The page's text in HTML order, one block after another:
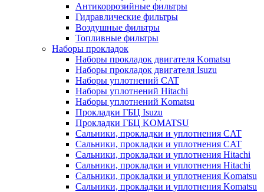
Антикоррозийные фильтры
Гидравлические фильтры
Воздушные фильтры
Топливные фильтры
Наборы прокладок
Наборы прокладок двигателя Komatsu
Наборы прокладок двигателя Isuzu
Наборы уплотнений CAT
Наборы уплотнений Hitachi
Наборы уплотнений Komatsu
Прокладки ГБЦ Isuzu
Прокладки ГБЦ KOMATSU
Сальники, прокладки и уплотнения CAT
Сальники, прокладки и уплотнения CAT
Сальники, прокладки и уплотнения Hitachi
Сальники, прокладки и уплотнения Hitachi
Сальники, прокладки и уплотнения Komatsu
Сальники, прокладки и уплотнения Komatsu